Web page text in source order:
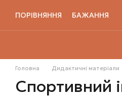
ПОРІВНЯННЯ
БАЖАННЯ
Головна Дидактичні матеріали
Спортивний